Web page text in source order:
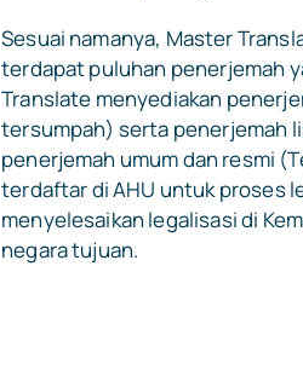
Sesuai namanya, Master
terdapat puluhan penerjemah
Translate menyediakan
tersumpah) serta penerjemah
penerjemah umum dan resmi
terdaftar diAHU untuk proses
menyelesaikan legalisasi di
negara tujuan.